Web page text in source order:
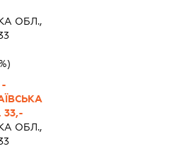
ОБЛ.,
ОБЛ.,